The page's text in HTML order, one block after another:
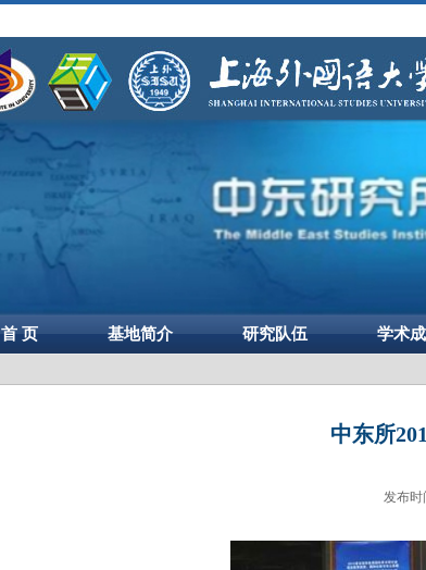
首 页 基地简介 研究队伍 学术
中东所
发布时